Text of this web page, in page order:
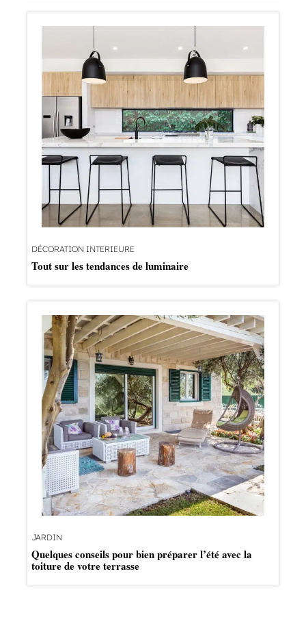
DÉCORATION INTERIEURE
Tout sur les tendances de luminaire
JARDIN
Quelques conseils pour bien préparer l’été avec la
toiture de votre terrasse